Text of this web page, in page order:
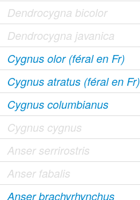
Dendrocygna bicolor
Dendrocygna javanica
Cygnus olor (féral en Fr)
Cygnus atratus (féral en Fr)
Cygnus columbianus
Cygnus cygnus
Anser serrirostris
Anser fabalis
Anser brachyrhynchus